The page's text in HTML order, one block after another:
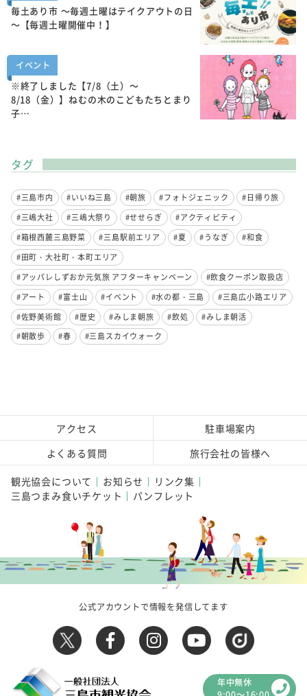
毎土あり市 ～毎週土曜はテイクアウトの日
～【毎週土曜開催中！】
イベント
※終了しました【7/8（土）～
8/18（金）】ねむの木のこどもたちとまり
子…
タグ
#三島市内 #いいね三島 #朝旅 #フォトジェニック
#日帰り旅
#三嶋大社
#三嶋大祭り #せせらぎ
#アクティビティ
#箱根西麓三島野菜
#三島駅前エリア #夏 #うなぎ
#和食
#田町・大社町・本町エリア
#アッパレしずおか元気旅 アフターキャンペーン
#飲食クーポン取扱店
#アート
#富士山 #イベント #水の都・三島
#三島広小路エリア
#佐野美術館
#歴史 #みしま朝旅 #飲処
#みしま朝活
#朝散歩
#春 #三島スカイウォーク
アクセス
駐車場案内
よくある質問
旅行会社の皆様へ
観光協会について お知らせ
リンク集
三島つまみ食いチケット
パンフレット
公式アカウントで情報を発信してます
年中無休